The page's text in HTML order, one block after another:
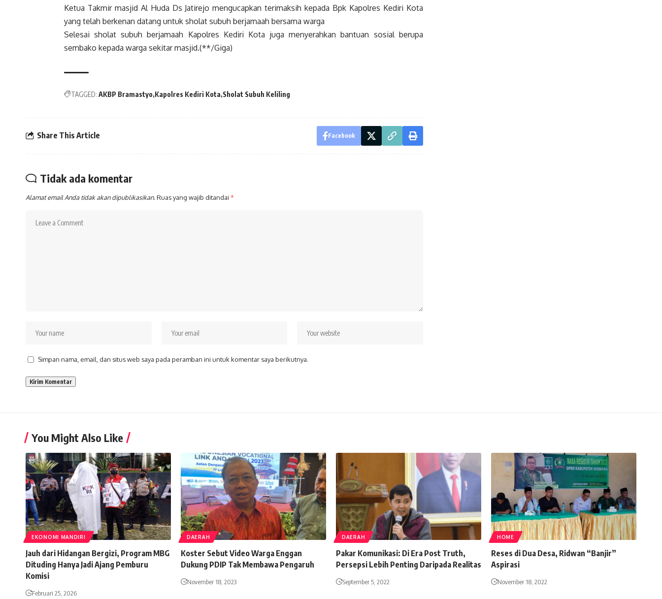
Ketua Takmir masjid Al Huda Ds Jatirejo mengucapkan terimaksih kepada Bpk Kapolres Kediri Kota
yang telah berkenan datang untuk sholat subuh berjamaah bersama warga
Selesai sholat subuh berjamaah Kapolres Kediri Kota juga menyerahkan bantuan sosial berupa
sembako kepada warga sekitar masjid.(**/Giga)
TAGGED: AKBP Bramastyo Kapolres Kediri Kota Sholat Subuh Keliling
Share This Article Facebook
Tidak ada komentar
Alamat email Anda tidak akan dipublikasikan.Ruas yang wajib ditandai *
Simpan nama, email, dan situs web saya pada peramban ini untuk komentar saya berikutnya.
You Might Also Like
EKONOMI MANDIRI
Jauh dari Hidangan Bergizi, Program MBG
Dituding Hanya Jadi Ajang Pemburu
Komisi
Februari 25, 2026
DAERAH
Koster Sebut Video Warga Enggan
Dukung PDIP Tak Membawa Pengaruh
November 18, 2023
DAERAH
Pakar Komunikasi: Di Era Post Truth,
Persepsi Lebih Penting Daripada Realitas
September 5, 2022
HOME
Reses di Dua Desa, Ridwan “Banjir”
Aspirasi
November 18, 2022